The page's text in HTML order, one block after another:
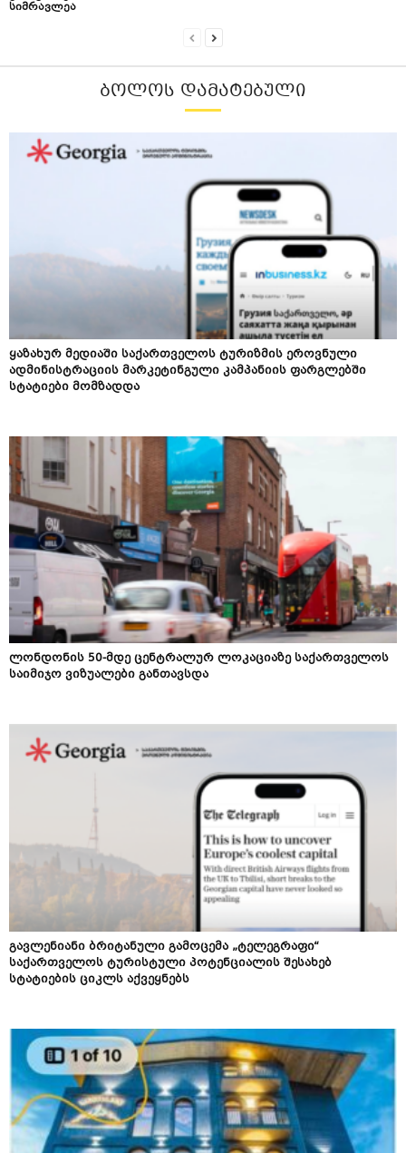
სიმრავლეა
ᲑᲝᲚᲝᲡ ᲓᲐᲛᲐᲢᲔᲑᲣᲚᲘ
ყაზახურ მედიაში საქართველოს ტურიზმის ეროვნული
ადმინისტრაციის მარკეტინგული კამპანიის ფარგლებში
სტატიები მომზადდა
ლონდონის 50-მდე ცენტრალურ ლოკაციაზე საქართველოს
საიმიჯო ვიზუალები განთავსდა
გავლენიანი ბრიტანული გამოცემა „ტელეგრაფი“
საქართველოს ტურისტული პოტენციალის შესახებ
სტატიების ციკლს აქვეყნებს